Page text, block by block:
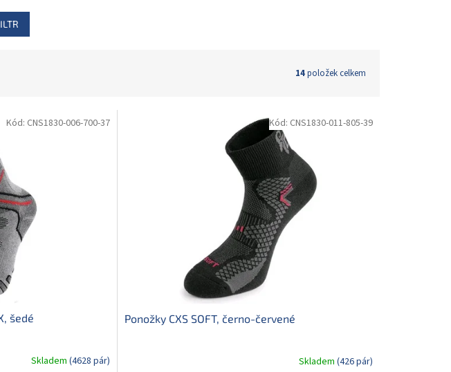
14položek celkem
šedé
Skladem (4628 pár)
Kód: CNS1830-006-700-37
Ponožky CXS SOFT, černo-červené
Skladem (426 pár)
Kód: CNS1830-011-805-39